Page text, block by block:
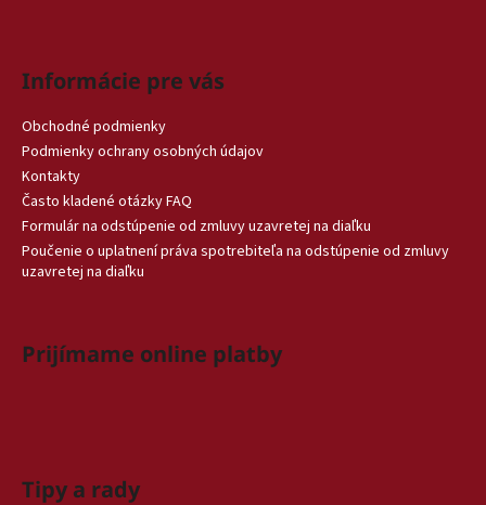
Informácie pre vás
Obchodné podmienky
Podmienky ochrany osobných údajov
Kontakty
Často kladené otázky FAQ
Formulár na odstúpenie od zmluvy uzavretej na diaľku
Poučenie o uplatnení práva spotrebiteľa na odstúpenie od zmluvy
uzavretej na diaľku
Prijímame online platby
Tipy a rady